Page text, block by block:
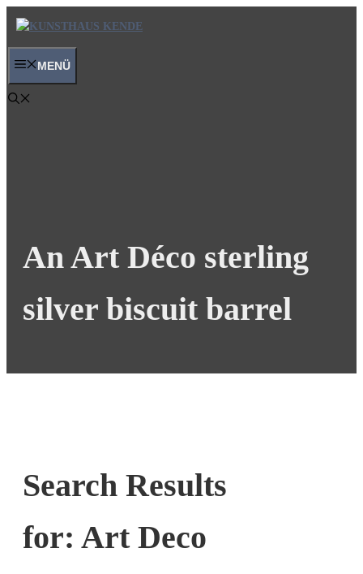
Skip
contentMENÜ
An Art Déco sterling
silver biscuit barrel
Search Results
for: Art Deco